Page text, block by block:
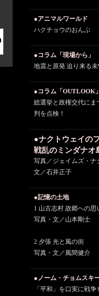
●アニマルワールド
ハクチョウのおんぶ
●コラム「現場から」
地震と原発 迫り来る
●コラム「OUTLOOK
総選挙と政権交代にま
判を点検！
●ナクトウェイの
戦乱のミンダナオ
写真／ジェイムズ・ナ
文／石井正子
●記憶の土地
1 山古志村 故郷への思
写真・文／山本剛士
2 夕張 光と風の街
写真・文／風間健介
●ノーム・チョムスキ
「平和」を口実に戦